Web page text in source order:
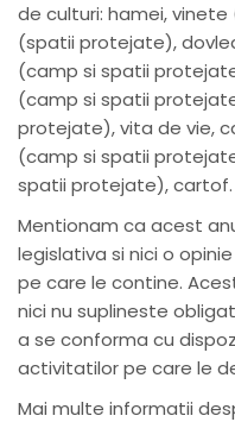
de culturi: hamei,
(spatii protejate),
(camp si spatii
(camp si spatii
protejate), vita de vie,
(camp si spatii
spatii protejate), cartof.
Mentionam ca acest
legislativa si nici o
pe care le contine.
nici nu suplineste
a se conforma cu
activitatilor pe care le
Mai multe informatii